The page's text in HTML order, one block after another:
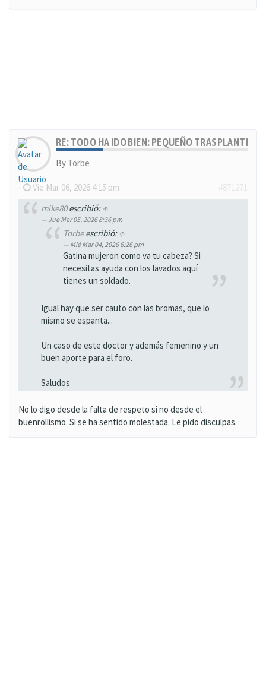
RE: TODO HA IDO BIEN: PEQUEÑO TRASPLANTE,
By Torbe
- Vie Mar 06, 2026 4:15 pm
mike80escribió: ↑
Jue Mar 05, 2026 8:36 pm
Torbeescribió: ↑
Mié Mar 04, 2026 6:26 pm
Gatina mujeron como va tu cabeza? Si
necesitas ayuda con los lavados aquí
tienes un soldado.
Igual hay que ser cauto con las bromas, que lo
mismo se espanta...
Un caso de este doctor y además femenino y un
buen aporte para el foro.
Saludos
No lo digo desde la falta de respeto si no desde el
buenrollismo. Si se ha sentido molestada. Le pido disculpas.